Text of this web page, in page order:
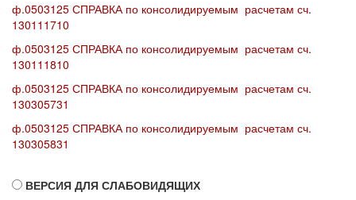
ф.0503125 СПРАВКА по консолидируемым расчетам сч.
130111710
ф.0503125 СПРАВКА по консолидируемым расчетам сч.
130111810
ф.0503125 СПРАВКА по консолидируемым расчетам сч.
130305731
ф.0503125 СПРАВКА по консолидируемым расчетам сч.
130305831
ВЕРСИЯ ДЛЯ СЛАБОВИДЯЩИХ